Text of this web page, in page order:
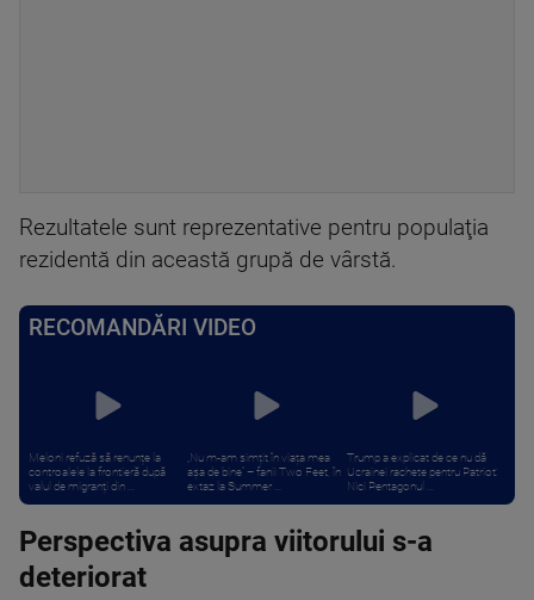
Rezultatele sunt reprezentative pentru populaţia
rezidentă din această grupă de vârstă.
RECOMANDĂRI VIDEO
Meloni refuză să renunțe la
controalele la frontieră după
valul de migranți din ...
„Nu m-am simțit în viața mea
așa de bine” – fanii Two Feet, în
extaz la Summer ...
Trump a explicat de ce nu dă
Ucrainei rachete pentru Patriot:
Nici Pentagonul ...
Perspectiva asupra viitorului s-a
deteriorat